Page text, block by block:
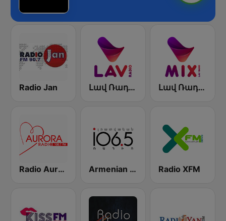
Radio Jan Լավ Ռադիո (Lav Radio) Լավ Ռադիո Միքս (Lav Radio Mix)
Radio Aurora Armenian News Radio Lratvakan (Radio Impuls) Radio XFM